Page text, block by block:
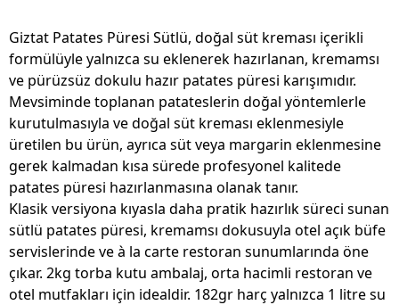
Giztat Patates Püresi Sütlü, doğal süt kreması içerikli
formülüyle yalnızca su eklenerek hazırlanan, kremamsı
ve pürüzsüz dokulu hazır patates püresi karışımıdır.
Mevsiminde toplanan patateslerin doğal yöntemlerle
kurutulmasıyla ve doğal süt kreması eklenmesiyle
üretilen bu ürün, ayrıca süt veya margarin eklenmesine
gerek kalmadan kısa sürede profesyonel kalitede
patates püresi hazırlanmasına olanak tanır.
Klasik versiyona kıyasla daha pratik hazırlık süreci sunan
sütlü patates püresi, kremamsı dokusuyla otel açık büfe
servislerinde ve à la carte restoran sunumlarında öne
çıkar. 2kg torba kutu ambalaj, orta hacimli restoran ve
otel mutfakları için idealdir. 182gr harç yalnızca 1 litre su